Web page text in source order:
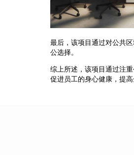
最后，该项目通过对公共
公选择。
综上所述，该项目通过注
促进员工的身心健康，提高